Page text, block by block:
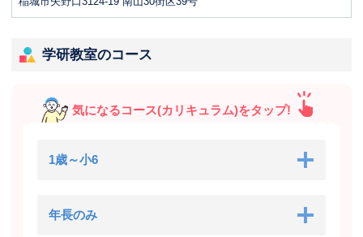
学研教室のコース
気になるコース(カリキュラム)をタップ!
1歳～小6
年長のみ